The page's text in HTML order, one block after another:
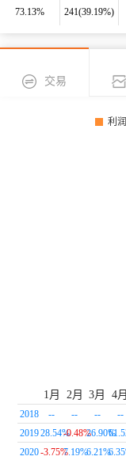
73.13% 241(39.19%)
交易
利润
1月 2月 3月 4月
2018 -- -- -- --
201928.54%
-0.48%26.90%
2020-3.75%7.19%6.21%6.35